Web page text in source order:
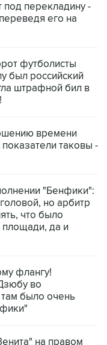
перекладину -
его на
футболисты
был российский
штрафной бил в
времени
таковы -
"Бенфики":
но арбитр
что было
да и
флангу!
во
было очень
на правом